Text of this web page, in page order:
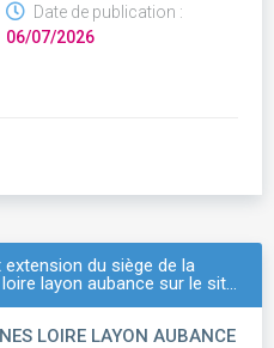
Date de publication :
06/07/2026
du siège de la
layon aubance sur le sit…
LOIRE LAYON AUBANCE